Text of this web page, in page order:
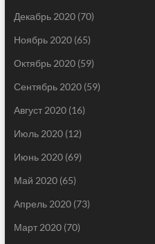
Декабрь 2020(70)
Ноябрь 2020(65)
Октябрь 2020(59)
Сентябрь 2020(59)
Август 2020(16)
Июль 2020(12)
Июнь 2020(69)
Май 2020(65)
Апрель 2020(73)
Март 2020(70)